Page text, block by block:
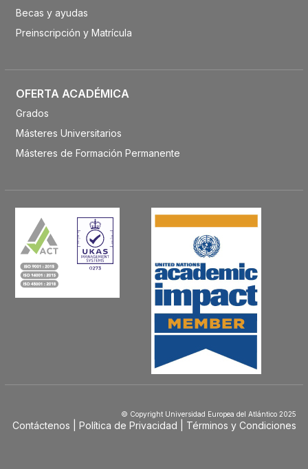
Becas y ayudas
Preinscripción y Matrícula
OFERTA ACADÉMICA
Grados
Másteres Universitarios
Másteres de Formación Permanente
© Copyright Universidad Europea del Atlántico 2025
Contáctenos Política de Privacidad Términos y Condiciones